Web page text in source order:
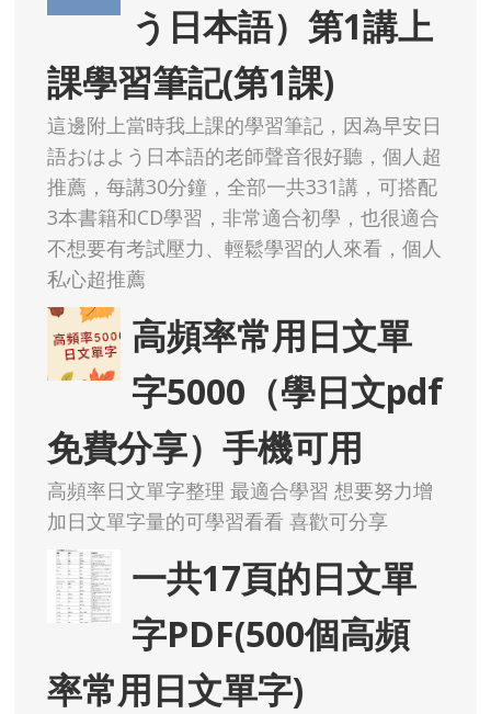
う日本語）第1講上
課學習筆記(第1課)
這邊附上當時我上課的學習筆記，因為早安日
語おはよう日本語的老師聲音很好聽，個人超
推薦，每講30分鐘，全部一共331講，可搭配
3本書籍和CD學習，非常適合初學，也很適合
不想要有考試壓力、輕鬆學習的人來看，個人
私心超推薦
高頻率常用日文單
字5000（學日文pdf
免費分享）手機可用
高頻率日文單字整理 最適合學習 想要努力增
加日文單字量的可學習看看 喜歡可分享
一共17頁的日文單
字PDF(500個高頻
率常用日文單字)